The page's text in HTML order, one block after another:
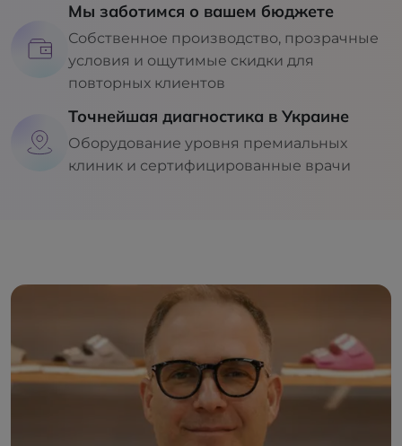
Мы заботимся о вашем бюджете
Собственное производство, прозрачные
условия и ощутимые скидки для
повторных клиентов
Точнейшая диагностика в Украине
Оборудование уровня премиальных
клиник и сертифицированные врачи